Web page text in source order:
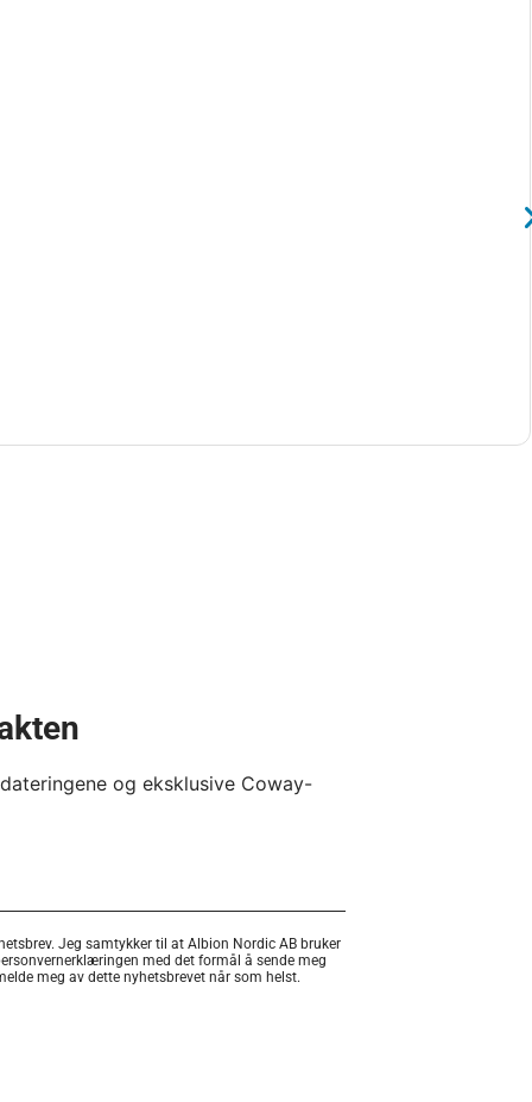
og eksklusive Coway-
Jeg samtykker til at Albion Nordic AB bruker
med det formål å sende meg
meg av dette nyhetsbrevet når som helst.